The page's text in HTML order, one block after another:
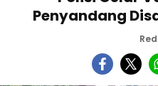
Penyandang